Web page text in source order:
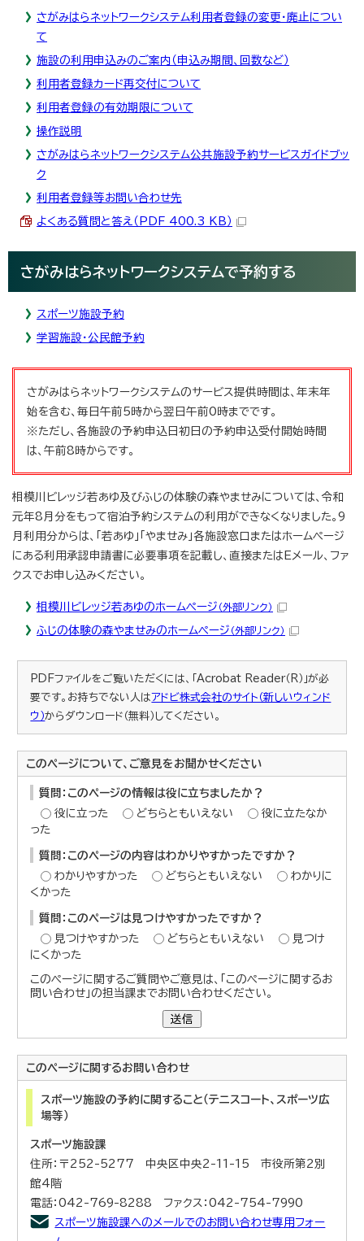
さがみはらネットワークシステム利用者登録の変更・廃止につい
て
施設の利用申込みのご案内（申込み期間、回数など）
利用者登録カード再交付について
利用者登録の有効期限について
操作説明
さがみはらネットワークシステム公共施設予約サービスガイドブッ
ク
利用者登録等お問い合わせ先
よくある質問と答え（PDF 400.3 KB）
さがみはらネットワークシステムで予約する
スポーツ施設予約
学習施設・公民館予約
さがみはらネットワークシステムのサービス提供時間は、年末年
始を含む、毎日午前5時から翌日午前0時までです。
※ただし、各施設の予約申込日初日の予約申込受付開始時間
は、午前8時からです。
相模川ビレッジ若あゆ及びふじの体験の森やませみについては、令和
元年8月分をもって宿泊予約システムの利用ができなくなりました。9
月利用分からは、「若あゆ」「やませみ」各施設窓口またはホームページ
にある利用承認申請書に必要事項を記載し、直接またはEメール、ファ
クスでお申し込みください。
相模川ビレッジ若あゆのホームページ （外部リンク）
ふじの体験の森やませみのホームページ （外部リンク）
PDFファイルをご覧いただくには、「Acrobat Reader（R）」が必
要です。お持ちでない人はアドビ株式会社のサイト（新しいウィンド
ウ）からダウンロード（無料）してください。
このページについて、ご意見をお聞かせください
質問：このページの情報は役に立ちましたか？
役に立った
どちらともいえない
役に立たなか
った
質問：このページの内容はわかりやすかったですか？
わかりやすかった
どちらともいえない
わかりに
くかった
質問：このページは見つけやすかったですか？
見つけやすかった
どちらともいえない
見つけ
にくかった
このページに関するご質問やご意見は、「このページに関するお
問い合わせ」の担当課までお問い合わせください。
送信
このページに関するお問い合わせ
スポーツ施設の予約に関すること（テニスコート、スポーツ広
場等）
スポーツ施設課
住所：〒252-5277 中央区中央2-11-15 市役所第2別
館4階
電話：042-769-8288 ファクス：042-754-7990
スポーツ施設課へのメールでのお問い合わせ専用フォー